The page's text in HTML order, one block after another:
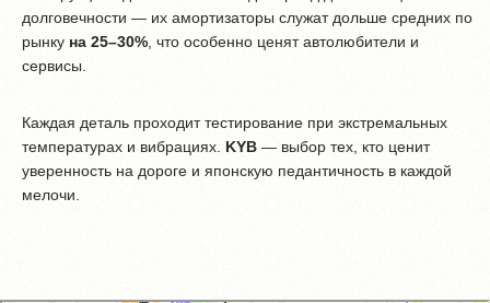
долговечности — их амортизаторы служат дольше средних по
рынку на 25–30% , что особенно ценят автолюбители и
сервисы.
Каждая деталь проходит тестирование при экстремальных
температурах и вибрациях. KYB — выбор тех, кто ценит
уверенность на дороге и японскую педантичность в каждой
мелочи.